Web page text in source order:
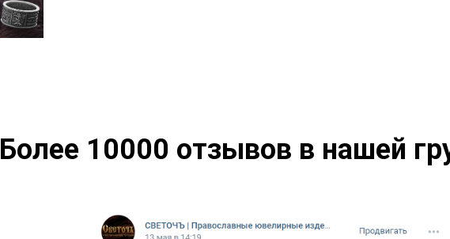
Более 10000 отзывов в нашей